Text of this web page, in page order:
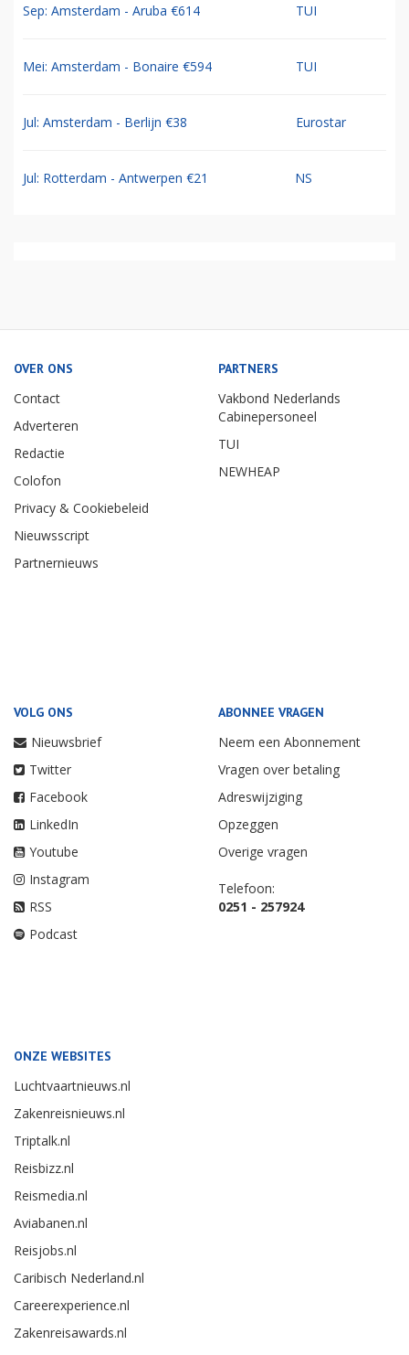
Sep: Amsterdam - Aruba €614 TUI
Mei: Amsterdam - Bonaire €594 TUI
Jul: Amsterdam - Berlijn €38 Eurostar
Jul: Rotterdam - Antwerpen €21 NS
OVER ONS
Contact
Adverteren
Redactie
Colofon
Privacy & Cookiebeleid
Nieuwsscript
Partnernieuws
PARTNERS
Vakbond Nederlands
Cabinepersoneel
TUI
NEWHEAP
VOLG ONS
Nieuwsbrief
Twitter
Facebook
LinkedIn
Youtube
Instagram
RSS
Podcast
ABONNEE VRAGEN
Neem een Abonnement
Vragen over betaling
Adreswijziging
Opzeggen
Overige vragen
Telefoon:
0251 - 257924
ONZE WEBSITES
Luchtvaartnieuws.nl
Zakenreisnieuws.nl
Triptalk.nl
Reisbizz.nl
Reismedia.nl
Aviabanen.nl
Reisjobs.nl
Caribisch Nederland.nl
Careerexperience.nl
Zakenreisawards.nl